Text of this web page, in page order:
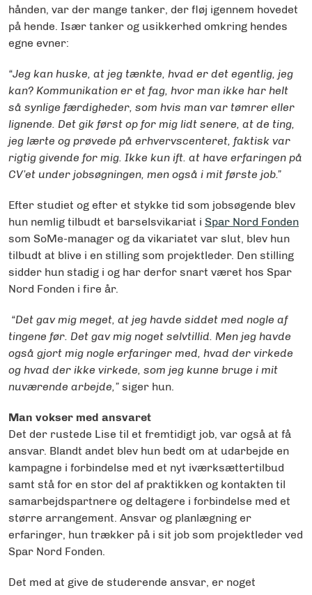
hånden, var der mange tanker, der fløj igennem hovedet
på hende. Især tanker og usikkerhed omkring hendes
egne evner:
“Jeg kan huske, at jeg tænkte, hvad er det egentlig, jeg
kan? Kommunikation er et fag, hvor man ikke har helt
så synlige færdigheder, som hvis man var tømrer eller
lignende. Det gik først op for mig lidt senere, at de ting,
jeg lærte og prøvede på erhvervscenteret, faktisk var
rigtig givende for mig. Ikke kun ift. at have erfaringen på
CV’et under jobsøgningen, men også i mit første job.”
Efter studiet og efter et stykke tid som jobsøgende blev
hun nemlig tilbudt et barselsvikariat i Spar Nord Fonden
som SoMe-manager og da vikariatet var slut, blev hun
tilbudt at blive i en stilling som projektleder. Den stilling
sidder hun stadig i og har derfor snart været hos Spar
Nord Fonden i fire år.
“Det gav mig meget, at jeg havde siddet med nogle af
tingene før. Det gav mig noget selvtillid. Men jeg havde
også gjort mig nogle erfaringer med, hvad der virkede
og hvad der ikke virkede, som jeg kunne bruge i mit
nuværende arbejde,” siger hun.
Man vokser med ansvaret
Det der rustede Lise til et fremtidigt job, var også at få
ansvar. Blandt andet blev hun bedt om at udarbejde en
kampagne i forbindelse med et nyt iværksættertilbud
samt stå for en stor del af praktikken og kontakten til
samarbejdspartnere og deltagere i forbindelse med et
større arrangement. Ansvar og planlægning er
erfaringer, hun trækker på i sit job som projektleder ved
Spar Nord Fonden.
Det med at give de studerende ansvar, er noget